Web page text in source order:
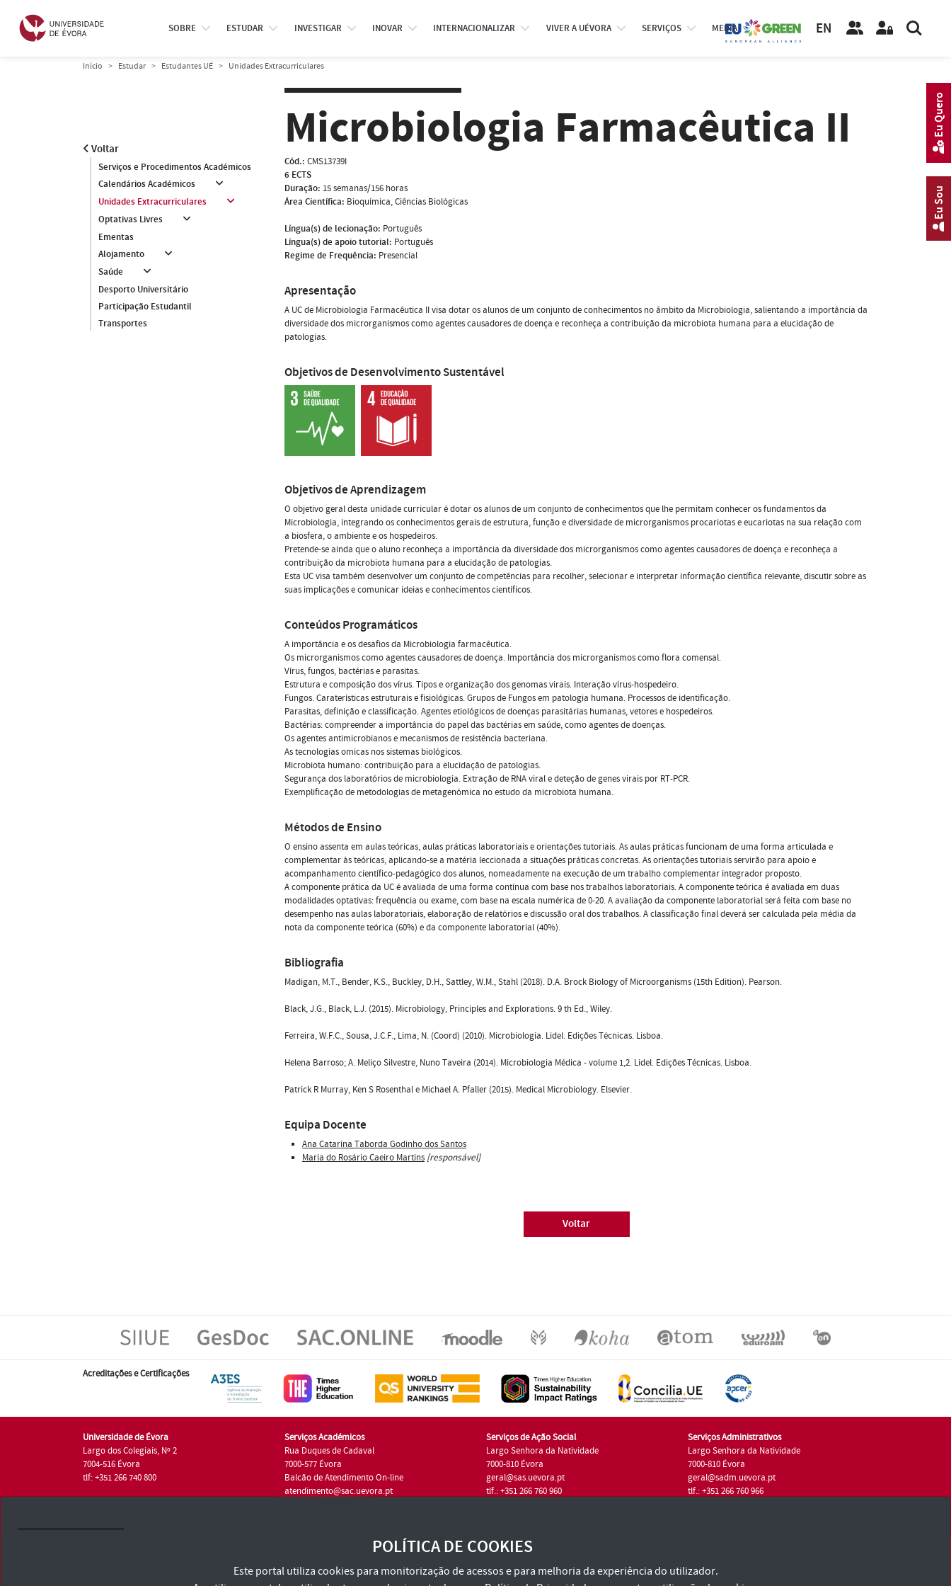
SOBRE ESTUDAR INVESTIGAR INOVAR INTERNACIONALIZAR VIVER A UÉVORA SERVIÇOS MEDIA EN
Início Estudar Estudantes UÉ Unidades Extracurriculares
Voltar
Serviços e Procedimentos Académicos
Calendários Académicos
Unidades Extracurriculares
Optativas Livres
Ementas
Alojamento
Saúde
Desporto Universitário
Participação Estudantil
Transportes
Microbiologia Farmacêutica II
Cód.: CMS13739I
6 ECTS
Duração: 15 semanas/156 horas
Área Científica: Bioquímica, Ciências Biológicas
Língua(s) de lecionação: Português
Língua(s) de apoio tutorial: Português
Regime de Frequência: Presencial
Apresentação
A UC de Microbiologia Farmacêutica II visa dotar os alunos de um conjunto de conhecimentos no âmbito da Microbiologia, salientando a importância da
diversidade dos microrganismos como agentes causadores de doença e reconheça a contribuição da microbiota humana para a elucidação de
patologias.
Objetivos de Desenvolvimento Sustentável
Objetivos de Aprendizagem
O objetivo geral desta unidade curricular é dotar os alunos de um conjunto de conhecimentos que lhe permitam conhecer os fundamentos da
Microbiologia, integrando os conhecimentos gerais de estrutura, função e diversidade de microrganismos procariotas e eucariotas na sua relação com
a biosfera, o ambiente e os hospedeiros.
Pretende-se ainda que o aluno reconheça a importância da diversidade dos microrganismos como agentes causadores de doença e reconheça a
contribuição da microbiota humana para a elucidação de patologias.
Esta UC visa também desenvolver um conjunto de competências para recolher, selecionar e interpretar informação científica relevante, discutir sobre as
suas implicações e comunicar ideias e conhecimentos científicos.
Conteúdos Programáticos
A importância e os desafios da Microbiologia farmacêutica.
Os microrganismos como agentes causadores de doença. Importância dos microrganismos como flora comensal.
Vírus, fungos, bactérias e parasitas.
Estrutura e composição dos vírus. Tipos e organização dos genomas virais. Interação vírus-hospedeiro.
Fungos. Caraterísticas estruturais e fisiológicas. Grupos de Fungos em patologia humana. Processos de identificação.
Parasitas, definição e classificação. Agentes etiológicos de doenças parasitárias humanas, vetores e hospedeiros.
Bactérias: compreender a importância do papel das bactérias em saúde, como agentes de doenças.
Os agentes antimicrobianos e mecanismos de resistência bacteriana.
As tecnologias omicas nos sistemas biológicos.
Microbiota humano: contribuição para a elucidação de patologias.
Segurança dos laboratórios de microbiologia. Extração de RNA viral e deteção de genes virais por RT-PCR.
Exemplificação de metodologias de metagenómica no estudo da microbiota humana.
Métodos de Ensino
O ensino assenta em aulas teóricas, aulas práticas laboratoriais e orientações tutoriais. As aulas práticas funcionam de uma forma articulada e
complementar às teóricas, aplicando-se a matéria leccionada a situações práticas concretas. As orientações tutoriais servirão para apoio e
acompanhamento científico-pedagógico dos alunos, nomeadamente na execução de um trabalho complementar integrador proposto.
A componente prática da UC é avaliada de uma forma contínua com base nos trabalhos laboratoriais. A componente teórica é avaliada em duas
modalidades optativas: frequência ou exame, com base na escala numérica de 0-20. A avaliação da componente laboratorial será feita com base no
desempenho nas aulas laboratoriais, elaboração de relatórios e discussão oral dos trabalhos. A classificação final deverá ser calculada pela média da
nota da componente teórica (60%) e da componente laboratorial (40%).
Bibliografia
Madigan, M.T., Bender, K.S., Buckley, D.H., Sattley, W.M., Stahl (2018). D.A. Brock Biology of Microorganisms (15th Edition). Pearson.
Black, J.G., Black, L.J. (2015). Microbiology, Principles and Explorations. 9 th Ed., Wiley.
Ferreira, W.F.C., Sousa, J.C.F., Lima, N. (Coord) (2010). Microbiologia. Lidel. Edições Técnicas. Lisboa.
Helena Barroso; A. Meliço Silvestre, Nuno Taveira (2014). Microbiologia Médica - volume 1,2. Lidel. Edições Técnicas. Lisboa.
Patrick R Murray, Ken S Rosenthal e Michael A. Pfaller (2015). Medical Microbiology. Elsevier.
Equipa Docente
Ana Catarina Taborda Godinho dos Santos
Maria do Rosário Caeiro Martins [responsável]
Voltar
Acreditações e Certificações
Universidade de Évora
Largo dos Colegiais, Nº 2
7004-516 Évora
tlf: +351 266 740 800
Serviços Académicos
Rua Duques de Cadaval
7000-577 Évora
Balcão de Atendimento On-line
atendimento@sac.uevora.pt
Serviços de Ação Social
Largo Senhora da Natividade
7000-810 Évora
geral@sas.uevora.pt
tlf.: +351 266 760 960
Serviços Administrativos
Largo Senhora da Natividade
7000-810 Évora
geral@sadm.uevora.pt
tlf.: +351 266 760 966
Consulte os Termos e Condições e Política de Privacidade
Eu Sou
Eu Quero
POLÍTICA DE COOKIES
Este portal utiliza cookies para monitorização de acessos e para melhoria da experiência do utilizador.